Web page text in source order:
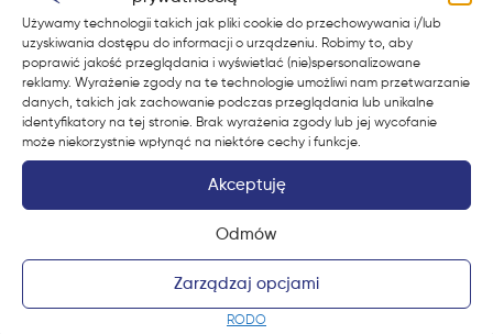
Używamy technologii takich jak pliki cookie do przechowywania i/lub
uzyskiwania dostępu do informacji o urządzeniu. Robimy to, aby
poprawić jakość przeglądania i wyświetlać (nie)spersonalizowane
reklamy. Wyrażenie zgody na te technologie umożliwi nam przetwarzanie
danych, takich jak zachowanie podczas przeglądania lub unikalne
identyfikatory na tej stronie. Brak wyrażenia zgody lub jej wycofanie
może niekorzystnie wpłynąć na niektóre cechy i funkcje.
Akceptuję
Odmów
Zarządzaj opcjami
RODO
bakłażanem, jajkiem i serem
z Mozzarellą